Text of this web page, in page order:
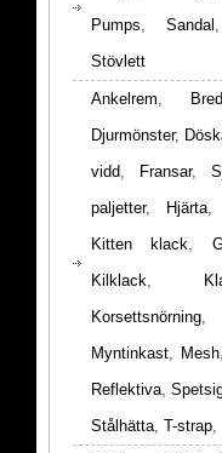
Pumps,Sandal
Stövlett
Ankelrem,
Djurmönster,
vidd, Fransar,
paljetter, Hjärta,
Kitten klack,
Kilklack,
Korsettsnörning
Myntinkast, Mesh,
Reflektiva,
Stålhätta, T-strap,